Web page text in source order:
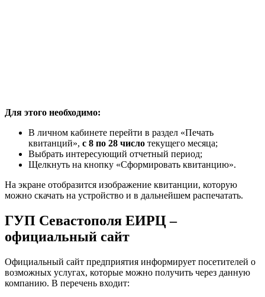
Для этого необходимо:
В личном кабинете перейти в раздел «Печать
квитанций», с 8 по 28 число текущего месяца;
Выбрать интересующий отчетный период;
Щелкнуть на кнопку «Сформировать квитанцию».
На экране отобразится изображение квитанции, которую
можно скачать на устройство и в дальнейшем распечатать.
ГУП Севастополя ЕИРЦ –
официальный сайт
Официальный сайт предприятия информирует посетителей о
возможных услугах, которые можно получить через данную
компанию. В перечень входит: